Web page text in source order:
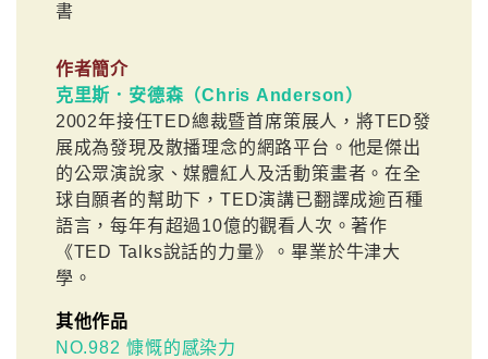
書
作者簡介
克里斯．安德森（Chris Anderson）
2002年接任TED總裁暨首席策展人，將TED發
展成為發現及散播理念的網路平台。他是傑出
的公眾演說家、媒體紅人及活動策畫者。在全
球自願者的幫助下，TED演講已翻譯成逾百種
語言，每年有超過10億的觀看人次。著作
《TED Talks說話的力量》。畢業於牛津大
學。
其他作品
NO.982 慷慨的感染力